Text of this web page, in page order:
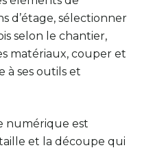
d’étage, sélectionner
selon le chantier,
matériaux, couper et
à ses outils et
numérique est
et la découpe qui